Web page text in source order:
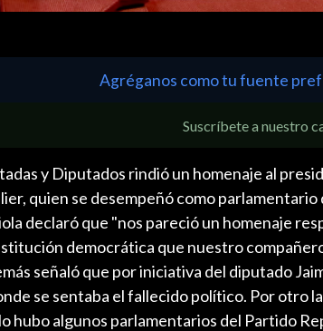
Agréganos como tu fuente
Suscríbete a nuestro
y Diputados rindió un homenaje al
quien se desempeñó como
declaró que "nos pareció un homenaje
democrática que nuestro
señaló que por iniciativa del diputado
se sentaba el fallecido político. Por otro
hubo algunos parlamentarios del Partido